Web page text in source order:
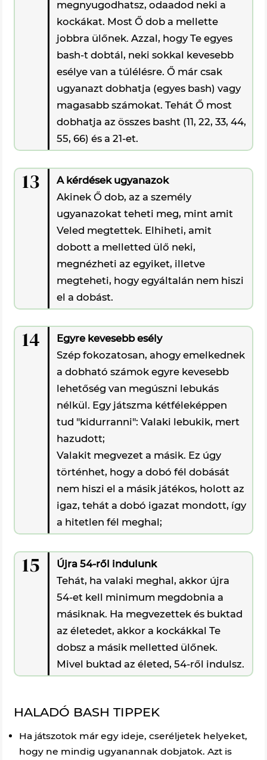
megnyugodhatsz, odaadod neki a
kockákat. Most Ő dob a mellette
jobbra ülőnek. Azzal, hogy Te egyes
bash-t dobtál, neki sokkal kevesebb
esélye van a túlélésre. Ő már csak
ugyanazt dobhatja (egyes bash) vagy
magasabb számokat. Tehát Ő most
dobhatja az összes basht (11, 22, 33, 44,
55, 66) és a 21-et.
13
A kérdések ugyanazok
Akinek Ő dob, az a személy
ugyanazokat teheti meg, mint amit
Veled megtettek. Elhiheti, amit
dobott a melletted ülő neki,
megnézheti az egyiket, illetve
megteheti, hogy egyáltalán nem hiszi
el a dobást.
14
Egyre kevesebb esély
Szép fokozatosan, ahogy emelkednek
a dobható számok egyre kevesebb
lehetőség van megúszni lebukás
nélkül. Egy játszma kétféleképpen
tud "kidurranni": Valaki lebukik, mert
hazudott;
Valakit megvezet a másik. Ez úgy
történhet, hogy a dobó fél dobását
nem hiszi el a másik játékos, holott az
igaz, tehát a dobó igazat mondott, így
a hitetlen fél meghal;
15
Újra 54-ről indulunk
Tehát, ha valaki meghal, akkor újra
54-et kell minimum megdobnia a
másiknak. Ha megvezettek és buktad
az életedet, akkor a kockákkal Te
dobsz a másik melletted ülőnek.
Mivel buktad az életed, 54-ről indulsz.
HALADÓ BASH TIPPEK
Ha játszotok már egy ideje, cseréljetek helyeket,
hogy ne mindig ugyanannak dobjatok. Azt is